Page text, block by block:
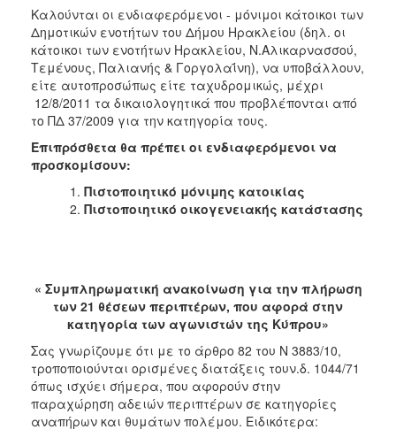
2016
2015
2013
ΤΟΠΟΣ
Καλούνται οι ενδιαφερόμενοι - μόνιμοι κάτοικοι των
Δημοτικών ενοτήτων του Δήμου Ηρακλείου (δηλ. οι
κάτοικοι των ενοτήτων Ηρακλείου, Ν.Αλικαρνασσού,
Τεμένους, Παλιανής & Γοργολαΐνη), να υποβάλλουν,
είτε αυτοπροσώπως είτε ταχυδρομικώς, μέχρι
12/8/2011 τα δικαιολογητικά που προβλέπονται από
το ΠΔ 37/2009 για την κατηγορία τους.
Επιπρόσθετα θα πρέπει οι ενδιαφερόμενοι να
προσκομίσουν:
Πιστοποιητικό μόνιμης κατοικίας
Πιστοποιητικό οικογενειακής κατάστασης
« Συμπληρωματική ανακοίνωση για την πλήρωση
των 21 θέσεων περιπτέρων, που αφορά στην
κατηγορία των αγωνιστών της Κύπρου»
Σας γνωρίζουμε ότι με το άρθρο 82 του Ν 3883/10,
τροποποιούνται ορισμένες διατάξεις τουν.δ. 1044/71
όπως ισχύει σήμερα, που αφορούν στην
παραχώρηση αδειών περιπτέρων σε κατηγορίες
αναπήρων και θυμάτων πολέμου. Ειδικότερα: